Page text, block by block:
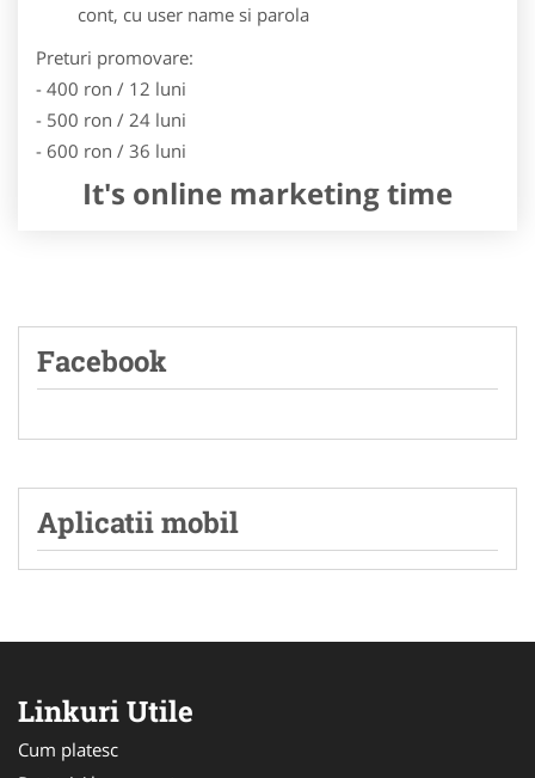
cont, cu user name si parola
Preturi promovare:
- 400 ron / 12 luni
- 500 ron / 24 luni
- 600 ron / 36 luni
It's online marketing time
Facebook
Aplicatii mobil
Linkuri Utile
Cum platesc